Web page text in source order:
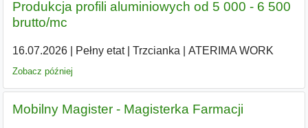
Produkcja profili aluminiowych od 5 000 - 6 500
brutto/mc
16.07.2026| Pełny etat| Trzcianka ATERIMA WORK
Zobacz później
Mobilny Magister - Magisterka Farmacji